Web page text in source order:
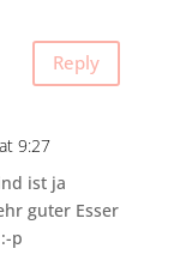
Reply
9:27
ist ja
guter Esser
p